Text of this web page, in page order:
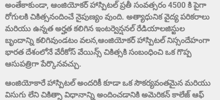
అంతేకాకుండా, ఆంజియోకర్ హాస్పిటల్ ప్రతీ సంవత్సరం 4500 కి పైగా
రోగులకి చికిత్సనందించే నైపుణ్యం వుంది. అత్యాధునిక వైద్య పరికరాలు
మరియు ఉన్నత అర్హత కలిగిన ఇంటర్వెన్షనల్ రేడియాలజిస్టుల
బృందాన్ని కలిగివుండటం వలన,ఆంజియోకర్ హాస్పిటల్ నిస్సందేహంగా
భారత దేశంలోనే వేరీకోస్ వేయిన్స్ చికిత్సకి సంబంధించి ఒక గొప్ప
ఆసుపత్రిగా పేర్కొనవచ్చు.
ఆంజియోకారే హాస్పిటల్ అందరికీ కూడా ఒక సౌకర్యవంతమైన మరియు
విసుగు లేని చికిత్సా విధానాన్ని అందించడానికి అమెరికన్ కాలేజ్ ఆఫ్